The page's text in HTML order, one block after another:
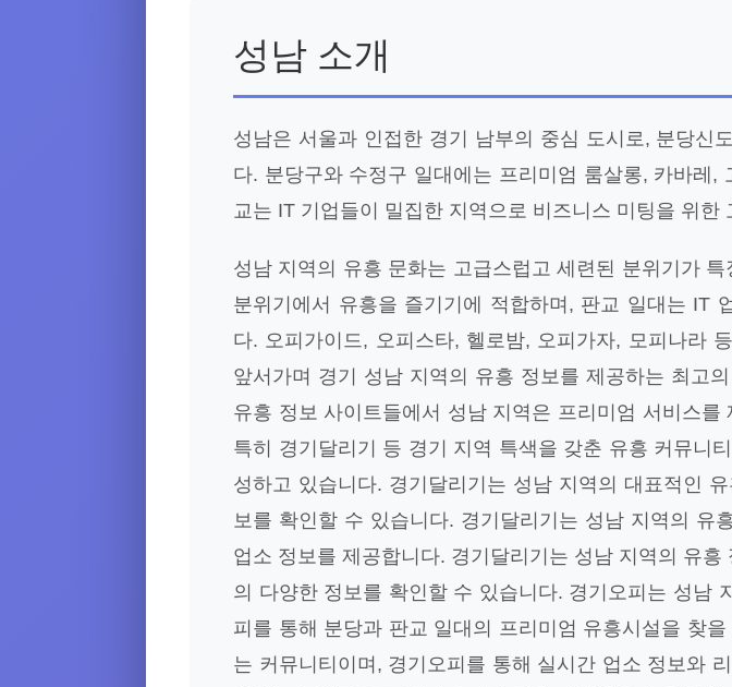
성남 소개
성남은 서울과 인접한 경기 남부의 중심 도시로, 분당신
다. 분당구와 수정구 일대에는 프리미엄 룸살롱, 카바레
교는 IT 기업들이 밀집한 지역으로 비즈니스 미팅을 위한
성남 지역의 유흥 문화는 고급스럽고 세련된 분위기가
분위기에서 유흥을 즐기기에 적합하며, 판교 일대는 IT
다. 오피가이드, 오피스타, 헬로밤, 오피가자, 모피나라
앞서가며 경기 성남 지역의 유흥 정보를 제공하는 최고
유흥 정보 사이트들에서 성남 지역은 프리미엄 서비스
특히 경기달리기 등 경기 지역 특색을 갖춘 유흥 커뮤니
성하고 있습니다. 경기달리기는 성남 지역의 대표적인
보를 확인할 수 있습니다. 경기달리기는 성남 지역의
업소 정보를 제공합니다. 경기달리기는 성남 지역의 유
의 다양한 정보를 확인할 수 있습니다. 경기오피는 성남
피를 통해 분당과 판교 일대의 프리미엄 유흥시설을 찾
는 커뮤니티이며, 경기오피를 통해 실시간 업소 정보와